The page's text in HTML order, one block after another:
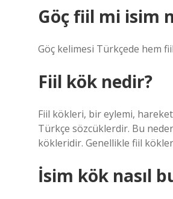
Göç fiil mi isim
Göç kelimesi Türkçede hem
Fiil kök nedir?
Fiil kökleri, bir eylemi,
Türkçe sözcüklerdir. Bu
kökleridir. Genellikle fiil
İsim kök nasıl